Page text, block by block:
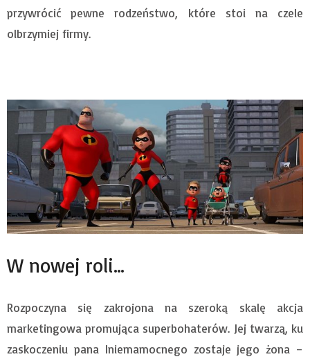
przywrócić pewne rodzeństwo, które stoi na czele
olbrzymiej firmy.
W nowej roli…
Rozpoczyna się zakrojona na szeroką skalę akcja
marketingowa promująca superbohaterów. Jej twarzą, ku
zaskoczeniu pana Iniemamocnego zostaje jego żona –